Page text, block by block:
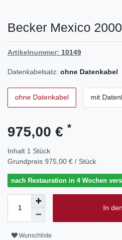
Becker Mexico 2000
Artikelnummer: 10149
Datenkabelsatz: ohne Datenkabel
ohne Datenkabel mit
975,00 € *
Inhalt 1 Stück
Grundpreis 975,00 € / Stück
nach Restauration in 4 Wochen
In
Wunschliste